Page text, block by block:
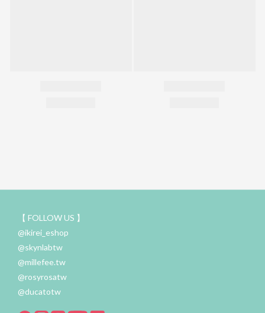
【 FOLLOW US 】
@ikirei_eshop
@skynlabtw
@millefee.tw
@rosyrosatw
@ducatotw